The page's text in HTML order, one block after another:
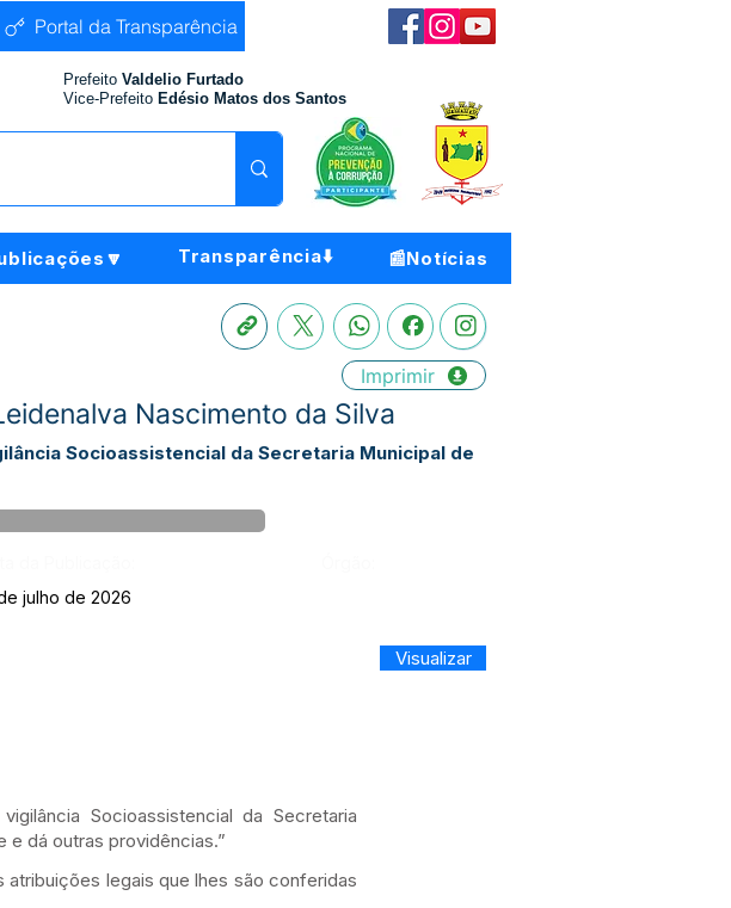
Portal da Transparência
Prefeito Valdelio Furtado
Vice-Prefeito Edésio Matos dos Santos
Transparência⬇️ 📰Notícias
Imprimir
Nascimento da Silva
Socioassistencial da Secretaria Municipal de
julho de 2026
Socioassistencial da Secretaria
e dá outras providências.”
atribuições legais que lhes são conferidas
Visualizar